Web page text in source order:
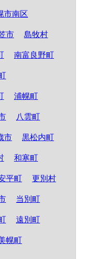
市南区
市 島牧村
南富良野町
浦幌町
八雲町
市 黒松内町
和寒町
平町 更別村
当別町
遠別町
幌町